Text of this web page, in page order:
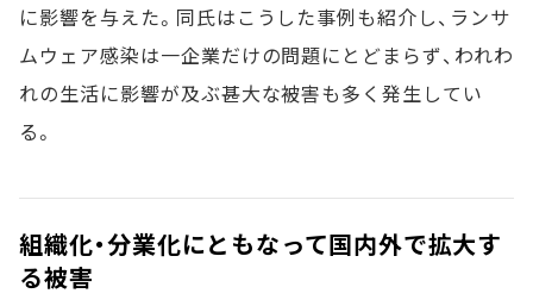
に影響を与えた。同氏はこうした事例も紹介し、ランサ
ムウェア感染は一企業だけの問題にとどまらず、われわ
れの生活に影響が及ぶ甚大な被害も多く発生してい
る。
組織化・分業化にともなって国内外で拡大す
る被害